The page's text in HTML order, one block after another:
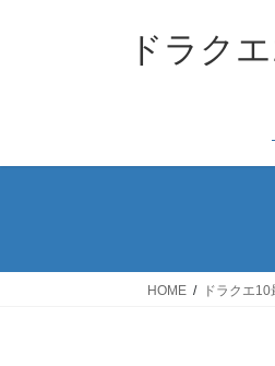
ス
ン
ドラク
HOME ドラクエ10